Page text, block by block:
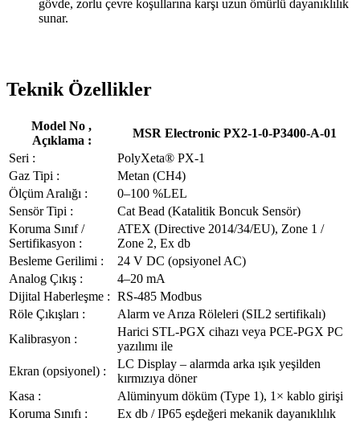
gövde, zorlu çevre koşullarına karşı uzun ömürlü dayanıklılık
sunar.
Teknik Özellikler
Model No ,
Açıklama :
MSR Electronic PX2-1-0-P3400-A-01
Seri :
PolyXeta® PX-1
Gaz Tipi :
Metan (CH4)
Ölçüm Aralığı :
0–100 %LEL
Sensör Tipi :
Cat Bead (Katalitik Boncuk Sensör)
Koruma Sınıf /
Sertifikasyon :
ATEX (Directive 2014/34/EU), Zone 1 /
Zone 2, Ex db
Besleme Gerilimi :
24 V DC (opsiyonel AC)
Analog Çıkış :
4–20 mA
Dijital Haberleşme : RS-485 Modbus
Röle Çıkışları :
Alarm ve Arıza Röleleri (SIL2 sertifikalı)
Kalibrasyon :
Harici STL-PGX cihazı veya PCE-PGX PC
yazılımı ile
Ekran (opsiyonel) :
LC Display – alarmda arka ışık yeşilden
kırmızıya döner
Kasa :
Alüminyum döküm (Type 1), 1× kablo girişi
Koruma Sınıfı :
Ex db / IP65 eşdeğeri mekanik dayanıklılık